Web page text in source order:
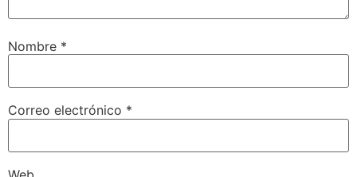
Nombre *
Correo electrónico *